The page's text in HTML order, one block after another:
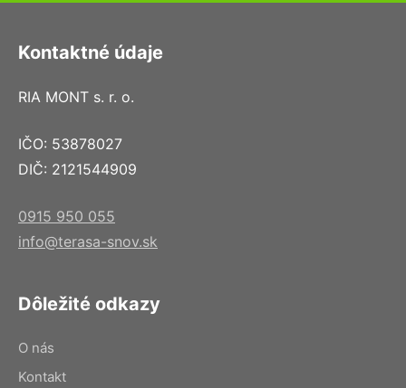
Kontaktné údaje
RIA MONT s. r. o.
IČO: 53878027
DIČ: 2121544909
0915 950 055
info@terasa-snov.sk
Dôležité odkazy
O nás
Kontakt